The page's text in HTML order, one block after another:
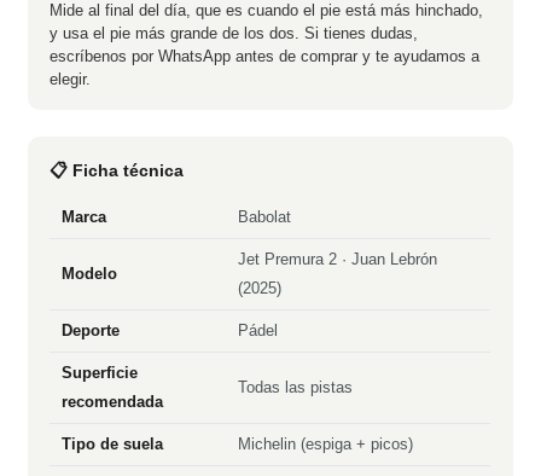
Mide al final del día, que es cuando el pie está más hinchado,
y usa el pie más grande de los dos. Si tienes dudas,
escríbenos por WhatsApp antes de comprar y te ayudamos a
elegir.
📋 Ficha técnica
Marca Babolat
Modelo
Jet Premura 2 · Juan Lebrón
(2025)
Deporte Pádel
Superficie
recomendada
Todas las pistas
Tipo de suela Michelin (espiga + picos)